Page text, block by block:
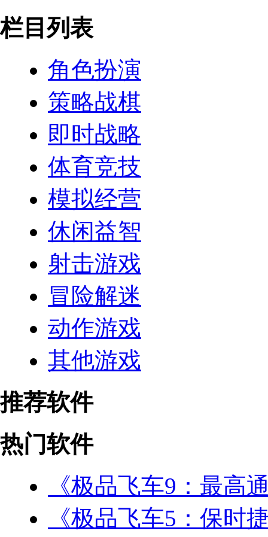
栏目列表
角色扮演
策略战棋
即时战略
体育竞技
模拟经营
休闲益智
射击游戏
冒险解迷
动作游戏
其他游戏
推荐软件
热门软件
《极品飞车9：最高
《极品飞车5：保时